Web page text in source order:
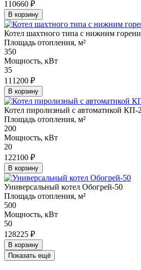
110660 ₽
В корзину
Котел шахтного типа с нижним
Площадь отопления, м²
350
Мощность, кВт
35
111200 ₽
В корзину
Котел пиролизный с автоматикой КП-
Площадь отопления, м²
200
Мощность, кВт
20
122100 ₽
В корзину
Универсальный котел Обогрей-50
Площадь отопления, м²
500
Мощность, кВт
50
128225 ₽
В корзину
Показать ещё